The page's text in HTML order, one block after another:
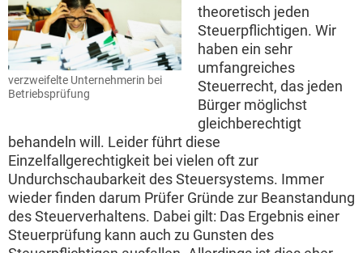
verzweifelte Unternehmerin bei
Betriebsprüfung
theoretisch jeden
Steuerpflichtigen. Wir
haben ein sehr
umfangreiches
Steuerrecht, das jeden
Bürger möglichst
gleichberechtigt
behandeln will. Leider führt diese
Einzelfallgerechtigkeit bei vielen oft zur
Undurchschaubarkeit des Steuersystems. Immer
wieder finden darum Prüfer Gründe zur Beanstandung
des Steuerverhaltens. Dabei gilt: Das Ergebnis einer
Steuerprüfung kann auch zu Gunsten des